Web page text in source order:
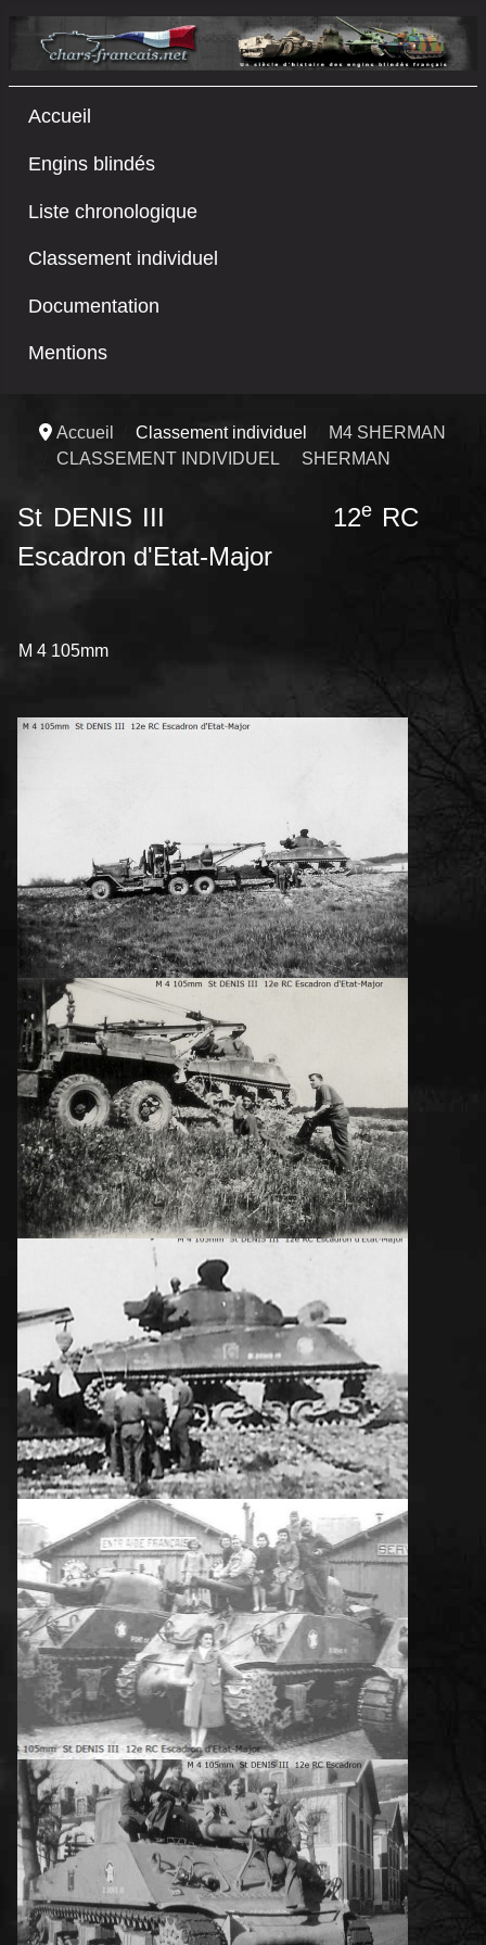
Accueil
Engins blindés
Liste chronologique
Classement individuel
Documentation
Mentions
Accueil Classement individuel
M4 SHERMAN
CLASSEMENT INDIVIDUEL
SHERMAN
St DENIS III 12eRC
Escadron d'Etat-Major
M 4 105mm